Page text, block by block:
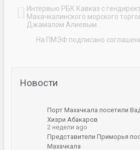
Интервью РБК Кавказ с
Махачкалинского морского
Джамалом Алиевым.
На ПМЭФ подписано
Новости
Порт Махачкала посетили
Хизри Абакаров
2 недели ago
Представители Приморья
Махачкала